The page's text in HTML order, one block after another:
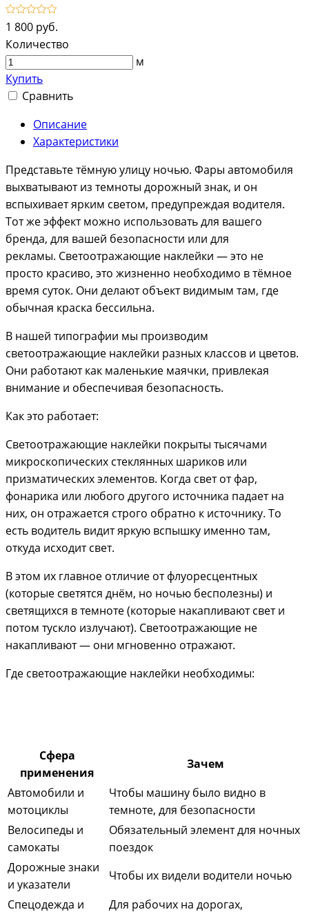
1 800 руб.
Количество
м
Купить
Сравнить
Описание
Характеристики
Представьте тёмную улицу ночью. Фары автомобиля
выхватывают из темноты дорожный знак, и он
вспыхивает ярким светом, предупреждая водителя.
Тот же эффект можно использовать для вашего
бренда, для вашей безопасности или для
рекламы. Светоотражающие наклейки — это не
просто красиво, это жизненно необходимо в тёмное
время суток. Они делают объект видимым там, где
обычная краска бессильна.
В нашей типографии мы производим
светоотражающие наклейки разных классов и цветов.
Они работают как маленькие маячки, привлекая
внимание и обеспечивая безопасность.
Как это работает:
Светоотражающие наклейки покрыты тысячами
микроскопических стеклянных шариков или
призматических элементов. Когда свет от фар,
фонарика или любого другого источника падает на
них, он отражается строго обратно к источнику. То
есть водитель видит яркую вспышку именно там,
откуда исходит свет.
В этом их главное отличие от флуоресцентных
(которые светятся днём, но ночью бесполезны) и
светящихся в темноте (которые накапливают свет и
потом тускло излучают). Светоотражающие не
накапливают — они мгновенно отражают.
Где светоотражающие наклейки необходимы:
Сфера
применения
Зачем
Автомобили и
мотоциклы
Чтобы машину было видно в
темноте, для безопасности
Велосипеды и
самокаты
Обязательный элемент для ночных
поездок
Дорожные знаки
и указатели
Чтобы их видели водители ночью
Спецодежда и
Для рабочих на дорогах,